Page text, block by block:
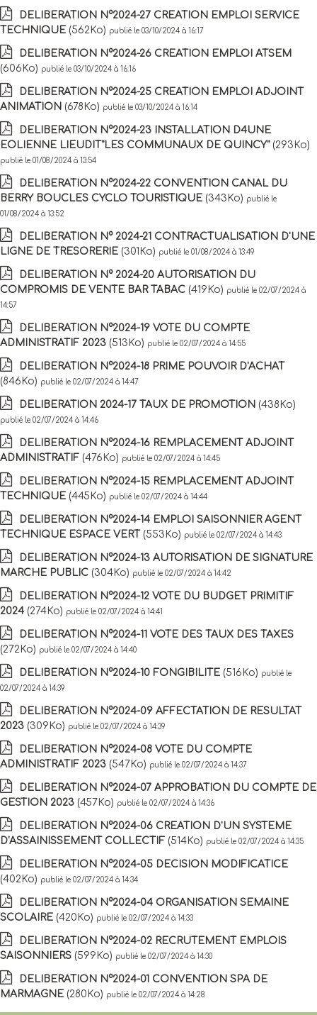
DELIBERATION N°2024-27 CREATION EMPLOI SERVICE
TECHNIQUE (562Ko) publié le 03/10/2024 à 16:17
DELIBERATION N°2024-26 CREATION EMPLOI ATSEM
(606Ko) publié le 03/10/2024 à 16:16
DELIBERATION N°2024-25 CREATION EMPLOI ADJOINT
ANIMATION (678Ko) publié le 03/10/2024 à 16:14
DELIBERATION N°2024-23 INSTALLATION D4UNE
EOLIENNE LIEUDIT"LES COMMUNAUX DE QUINCY"(293Ko)
publié le 01/08/2024 à 13:54
DELIBERATION N°2024-22 CONVENTION CANAL DU
BERRY BOUCLES CYCLO TOURISTIQUE (343Ko) publié le
01/08/2024 à 13:52
DELIBERATION N° 2024-21 CONTRACTUALISATION D'UNE
LIGNE DE TRESORERIE (301Ko) publié le 01/08/2024 à 13:49
DELIBERATION N° 2024-20 AUTORISATION DU
COMPROMIS DE VENTE BAR TABAC (419Ko) publié le 02/07/2024 à
14:57
DELIBERATION N°2024-19 VOTE DU COMPTE
ADMINISTRATIF 2023 (513Ko) publié le 02/07/2024 à 14:55
DELIBERATION N°2024-18 PRIME POUVOIR D'ACHAT
(846Ko) publié le 02/07/2024 à 14:47
DELIBERATION 2024-17 TAUX DE PROMOTION (438Ko)
publié le 02/07/2024 à 14:46
DELIBERATION N°2024-16 REMPLACEMENT ADJOINT
ADMINISTRATIF (476Ko) publié le 02/07/2024 à 14:45
DELIBERATION N°2024-15 REMPLACEMENT ADJOINT
TECHNIQUE (445Ko) publié le 02/07/2024 à 14:44
DELIBERATION N°2024-14 EMPLOI SAISONNIER AGENT
TECHNIQUE ESPACE VERT(553Ko) publié le 02/07/2024 à 14:43
DELIBERATION N°2024-13 AUTORISATION DE SIGNATURE
MARCHE PUBLIC (304Ko) publié le 02/07/2024 à 14:42
DELIBERATION N°2024-12 VOTE DU BUDGET PRIMITIF
2024 (274Ko) publié le 02/07/2024 à 14:41
DELIBERATION N°2024-11 VOTE DES TAUX DES TAXES
(272Ko) publié le 02/07/2024 à 14:40
DELIBERATION N°2024-10 FONGIBILITE (516Ko) publié le
02/07/2024 à 14:39
DELIBERATION N°2024-09 AFFECTATION DE RESULTAT
2023 (309Ko) publié le 02/07/2024 à 14:39
DELIBERATION N°2024-08 VOTE DU COMPTE
ADMINISTRATIF 2023 (547Ko) publié le 02/07/2024 à 14:37
DELIBERATION N°2024-07 APPROBATION DU COMPTE DE
GESTION 2023 (457Ko) publié le 02/07/2024 à 14:36
DELIBERATION N°2024-06 CREATION D'UN SYSTEME
D'ASSAINISSEMENT COLLECTIF (514Ko) publié le 02/07/2024 à 14:35
DELIBERATION N°2024-05 DECISION MODIFICATICE
(402Ko) publié le 02/07/2024 à 14:34
DELIBERATION N°2024-04 ORGANISATION SEMAINE
SCOLAIRE (420Ko) publié le 02/07/2024 à 14:33
DELIBERATION N°2024-02 RECRUTEMENT EMPLOIS
SAISONNIERS (599Ko) publié le 02/07/2024 à 14:30
DELIBERATION N°2024-01 CONVENTION SPA DE
MARMAGNE (280Ko) publié le 02/07/2024 à 14:28